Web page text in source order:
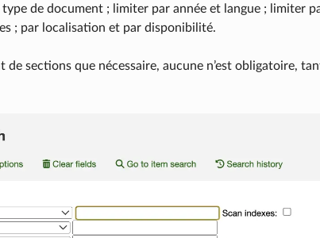
type de document ; limiter par année et langue ; limiter
; par localisation et par disponibilité.
sections que nécessaire, aucune n’est obligatoire,